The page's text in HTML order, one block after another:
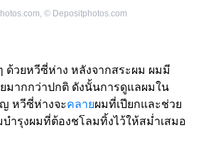
, © Depositphotos.com
ด้วยหวีซี่ห่าง หลังจากสระผม ผมมี
มากกว่าปกติ ดังนั้นการดูแลผมใน
หวีซี่ห่างจะคลายผมที่เปียกและช่วย
ำรุงผมที่ต้องชโลมทิ้งไว้ให้สม่ำเสมอ